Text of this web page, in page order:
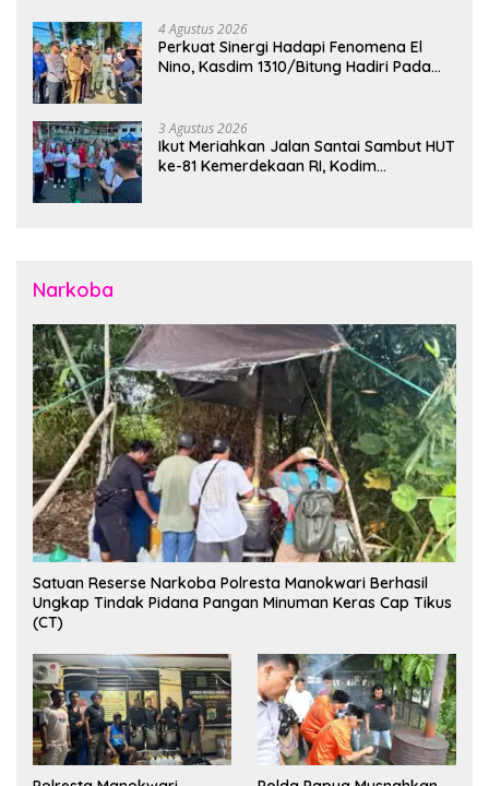
Bencana
4 Agustus 2026
Perkuat Sinergi Hadapi Fenomena El
Nino, Kasdim 1310/Bitung Hadiri Pada
3 Agustus 2026
Ikut Meriahkan Jalan Santai Sambut HUT
ke-81 Kemerdekaan RI, Kodim
Narkoba
Satuan Reserse Narkoba Polresta Manokwari Berhasil
Ungkap Tindak Pidana Pangan Minuman Keras Cap Tikus
(CT)